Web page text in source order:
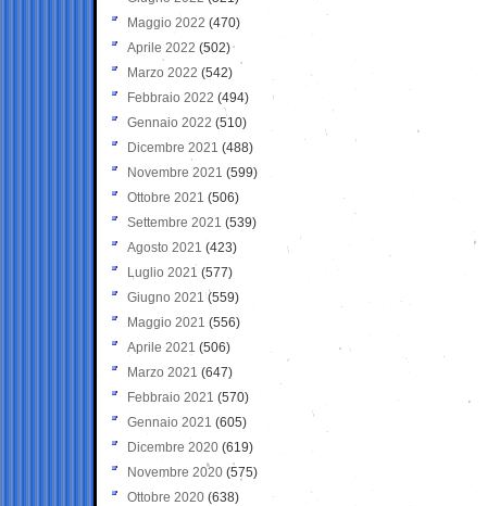
Maggio 2022 (470)
Aprile 2022 (502)
Marzo 2022 (542)
Febbraio 2022 (494)
Gennaio 2022 (510)
Dicembre 2021 (488)
Novembre 2021 (599)
Ottobre 2021 (506)
Settembre 2021 (539)
Agosto 2021 (423)
Luglio 2021 (577)
Giugno 2021(559)
Maggio 2021 (556)
Aprile 2021 (506)
Marzo 2021 (647)
Febbraio 2021 (570)
Gennaio 2021 (605)
Dicembre 2020 (619)
Novembre 2020 (575)
Ottobre 2020 (638)